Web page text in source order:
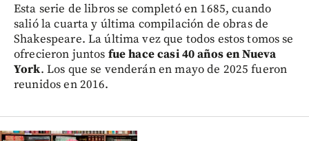
Esta serie de libros se completó en 1685, cuando
salió la cuarta y última compilación de obras de
Shakespeare. La última vez que todos estos tomos se
ofrecieron juntos fue hace casi 40 años en Nueva
York. Los que se venderán en mayo de 2025 fueron
reunidos en 2016.